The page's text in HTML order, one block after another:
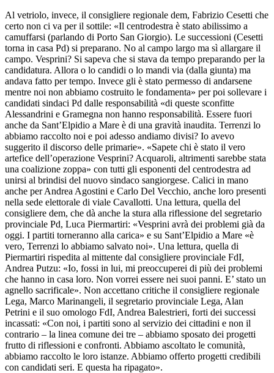
Al vetriolo, invece, il consigliere regionale dem, Fabrizio Cesetti che
certo non ci va per il sottile: «Il centrodestra è stato abilissimo a
camuffarsi (parlando di Porto San Giorgio). Le successioni (Cesetti
torna in casa Pd) si preparano. No al campo largo ma sì allargare il
campo. Vesprini? Si sapeva che si stava da tempo preparando per la
candidatura. Allora o lo candidi o lo mandi via (dalla giunta) ma
andava fatto per tempo. Invece gli è stato permesso di andarsene
mentre noi non abbiamo costruito le fondamenta» per poi sollevare i
candidati sindaci Pd dalle responsabilità «di queste sconfitte
Alessandrini e Gramegna non hanno responsabilità. Essere fuori
anche da Sant’Elpidio a Mare è di una gravità inaudita. Terrenzi lo
abbiamo raccolto noi e poi adesso andiamo divisi? Io avevo
suggerito il discorso delle primarie». «Sapete chi è stato il vero
artefice dell’operazione Vesprini? Acquaroli, altrimenti sarebbe stata
una coalizione zoppa» con tutti gli esponenti del centrodestra ad
unirsi al brindisi del nuovo sindaco sangiorgese. Calici in mano
anche per Andrea Agostini e Carlo Del Vecchio, anche loro presenti
nella sede elettorale di viale Cavallotti. Una lettura, quella del
consigliere dem, che dà anche la stura alla riflessione del segretario
provinciale Pd, Luca Piermartiri: «Vesprini avrà dei problemi già da
oggi. I partiti torneranno alla carica» e su Sant’Elpidio a Mare «è
vero, Terrenzi lo abbiamo salvato noi». Una lettura, quella di
Piermartiri rispedita al mittente dal consigliere provinciale FdI,
Andrea Putzu: «Io, fossi in lui, mi preoccuperei di più dei problemi
che hanno in casa loro. Non vorrei essere nei suoi panni. E’ stato un
agnello sacrificale». Non accettano critiche il consigliere regionale
Lega, Marco Marinangeli, il segretario provinciale Lega, Alan
Petrini e il suo omologo FdI, Andrea Balestrieri, forti dei successi
incassati: «Con noi, i partiti sono al servizio dei cittadini e non il
contrario – la linea comune dei tre – abbiamo sposato dei progetti
frutto di riflessioni e confronti. Abbiamo ascoltato le comunità,
abbiamo raccolto le loro istanze. Abbiamo offerto progetti credibili
con candidati seri. E questa ha ripagato».